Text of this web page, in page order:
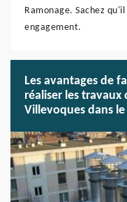
Ramonage. Sachez
engagement.
Les avantages de
réaliser les travaux
Villevoques dans le